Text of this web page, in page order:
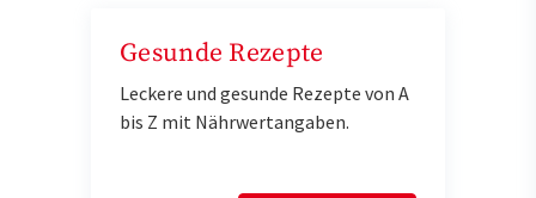
Gesunde Rezepte
Leckere und gesunde Rezepte von A
bis Z mit Nährwertangaben.